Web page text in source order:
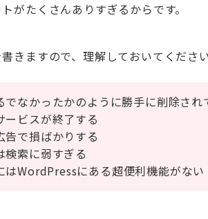
がたくさんありすぎるからです。
きますので、理解しておいてくださ
でなかったかのように勝手に削除され
ービスが終了する
告で損ばかりする
検索に弱すぎる
はWordPressにある超便利機能がない